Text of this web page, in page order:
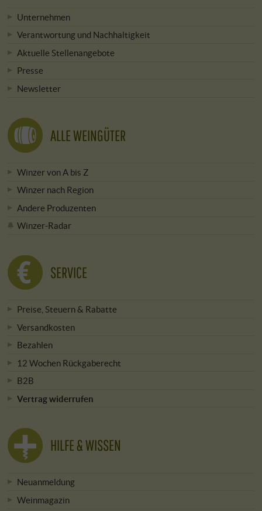
Unternehmen
Verantwortung und Nachhaltigkeit
Aktuelle Stellenangebote
Presse
Newsletter
ALLE WEINGÜTER
Winzer von A bis Z
Winzer nach Region
Andere Produzenten
Winzer-Radar
SERVICE
Preise, Steuern & Rabatte
Versandkosten
Bezahlen
12 Wochen Rückgaberecht
B2B
Vertrag widerrufen
HILFE & WISSEN
Neuanmeldung
Weinmagazin